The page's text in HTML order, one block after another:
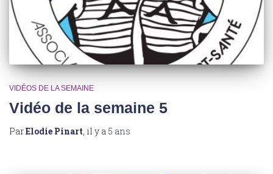
VIDÉOS DE LA SEMAINE
Vidéo de la semaine 5
ParElodie Pinart , il y a 5 ans